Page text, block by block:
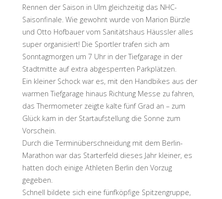
Rennen der Saison in Ulm gleichzeitig das NHC-
Saisonfinale. Wie gewohnt wurde von Marion Bürzle
und Otto Hofbauer vom Sanitätshaus Häussler alles
super organisiert! Die Sportler trafen sich am
Sonntagmorgen um 7 Uhr in der Tiefgarage in der
Stadtmitte auf extra abgesperrten Parkplätzen.
Ein kleiner Schock war es, mit den Handbikes aus der
warmen Tiefgarage hinaus Richtung Messe zu fahren,
das Thermometer zeigte kalte fünf Grad an – zum
Glück kam in der Startaufstellung die Sonne zum
Vorschein.
Durch die Terminüberschneidung mit dem Berlin-
Marathon war das Starterfeld dieses Jahr kleiner, es
hatten doch einige Athleten Berlin den Vorzug
gegeben.
Schnell bildete sich eine fünfköpfige Spitzengruppe,